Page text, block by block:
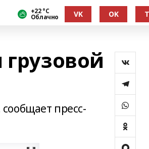
+22 °С
Облачно VK OK
пресс-